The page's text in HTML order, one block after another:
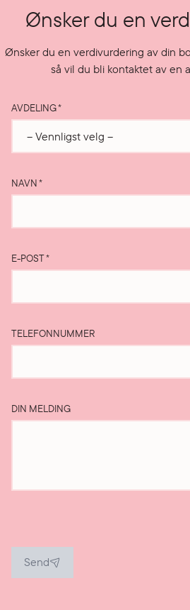
Ønsker du en
Ønsker du en verdivurdering av din
så vil du bli kontaktet av en
AVDELING*
NAVN*
E-POST*
TELEFONNUMMER
DIN MELDING
Send